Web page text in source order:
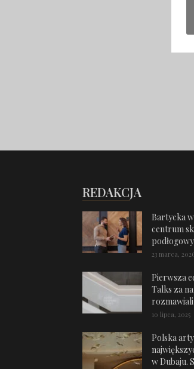
REDAKCJA
Bartycka
centrum
23 marca,
Pierwsza
Talks za
10 lipca, 2025
Polska
w Dubaju.